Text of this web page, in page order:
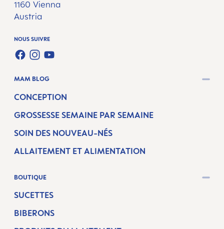
1160 Vienna
Austria
NOUS SUIVRE
FACEBOOK
INSTAGRAM
YOUTUBE
MAM BLOG
CONCEPTION
GROSSESSE SEMAINE PAR SEMAINE
SOIN DES NOUVEAU-NÉS
ALLAITEMENT ET ALIMENTATION
BOUTIQUE
SUCETTES
BIBERONS